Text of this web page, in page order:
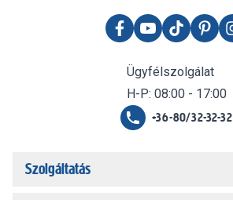
Ügyfélszolgálat
H-P: 08:00 - 17:00
+36-80/32-32-32
Szolgáltatás